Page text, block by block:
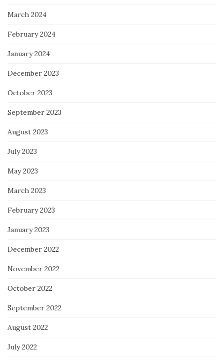
March 2024
February 2024
January 2024
December 2023
October 2023
September 2023
August 2023
July 2023
May 2023
March 2023
February 2023
January 2023
December 2022
November 2022
October 2022
September 2022
August 2022
July 2022